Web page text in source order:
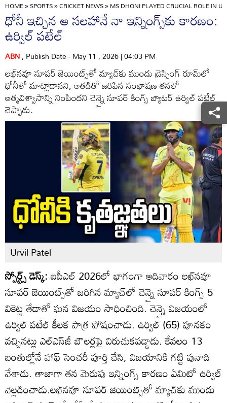
HOME»SPORTS»CRICKET NEWS»MS DHONI PLAYED CRUCIAL ROLE IN
ధోనీ ఇచ్చిన ఆ సలహానే నా ఇన్నింగ్స్‌కు కారణం:
ఉర్విల్ పటేల్
ABN, Publish Date - May 11 , 2026 | 04:03 PM
లఖ్‌నవూ సూపర్ జెయింట్స్‌తో మ్యాచ్‌కు ముందు డ్రెస్సింగ్ రూమ్‌లో
ధోనీతో మాట్లాడానని, అతడితో జరిపిన సంభాషణ తనలో
ఆత్మవిశ్వాసాన్ని నింపిందని చెన్నై సూపర్ కింగ్స్ బ్యాటర్ ఉర్విల్ పటేల్
చెప్పాడు.
Urvil Patel
స్పోర్ట్స్ డెస్క్:ఐపీఎల్‌ 2026లో భాగంగా ఆదివారం లఖ్‌నవూ
సూపర్‌ జెయింట్స్‌తో జరిగిన మ్యాచ్‌లో చెన్నై సూపర్‌ కింగ్స్‌ 5
వికెట్ల తేడాతో ఘన విజయం సాధించింది. చెన్నై విజయంలో
ఉర్విల్‌ పటేల్‌ కీలక పాత్ర పోషంచాడు. ఉర్విల్ (65) పూనకం
వచ్చినట్లు ఎల్ఎస్‌జీ బౌలర్లపై విరుచుకపడ్డాడు. కేవలం 13
బంతుల్లోనే హాఫ్‌ సెంచరీ పూర్తి చేసి, విజయానికి గట్టి పునాది
వేశాడు. తాజాగా తన మెరుపు ఇన్నింగ్స్ కారణం ఏమిటో ఉర్విల్
వెల్లడించాడు.లఖ్‌నవూ సూపర్ జెయింట్స్‌తో మ్యాచ్‌కు ముందు